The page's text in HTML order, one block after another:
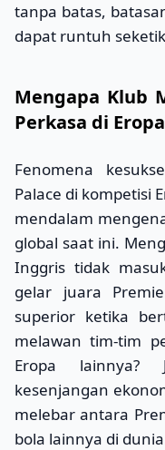
tanpa batas,
dapat runtuh
Mengapa Klub
Perkasa di
Fenomena
Palace di kompetisi
mendalam
global saat ini.
Inggris tidak
gelar juara
superior ketika
melawan tim-tim
Eropa lainnya?
kesenjangan
melebar antara
bola lainnya di